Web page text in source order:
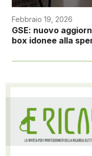
Febbraio 19, 2026
GSE: nuovo
box idonee alla